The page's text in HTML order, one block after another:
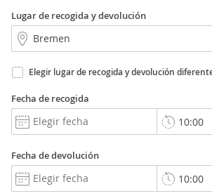
Lugar de recogida y devolución
Elegir lugar de recogida y devolución
Fecha de recogida
Fecha de devolución